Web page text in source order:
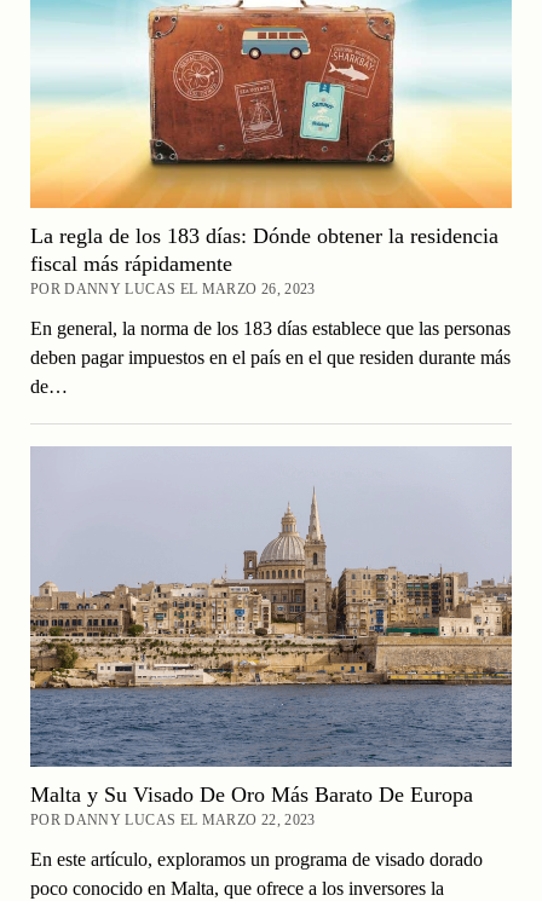
La regla de los 183 días: Dónde obtener la residencia
fiscal más rápidamente
POR DANNY LUCAS EL MARZO 26, 2023
En general, la norma de los 183 días establece que las personas
deben pagar impuestos en el país en el que residen durante más
de…
Malta y Su Visado De Oro Más Barato De Europa
POR DANNY LUCAS EL MARZO 22, 2023
En este artículo, exploramos un programa de visado dorado
poco conocido en Malta, que ofrece a los inversores la